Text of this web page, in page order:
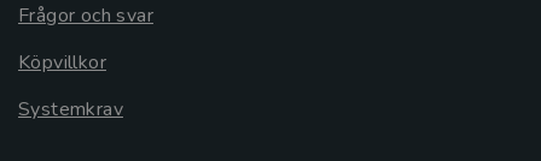
Frågor och svar
Köpvillkor
Systemkrav